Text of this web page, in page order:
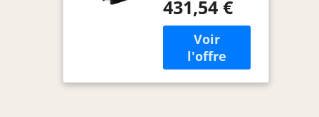
réfrigération et
congélation,
adapté aux
besoins d'un foyer
au quotidien Pose
Libre : installation
431,54 €